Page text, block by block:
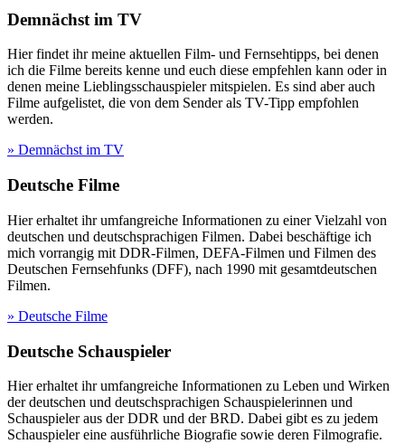
Demnächst im TV
Hier findet ihr meine aktuellen Film- und Fernsehtipps, bei denen
ich die Filme bereits kenne und euch diese empfehlen kann oder in
denen meine Lieblingsschauspieler mitspielen. Es sind aber auch
Filme aufgelistet, die von dem Sender als TV-Tipp empfohlen
werden.
» Demnächst im TV
Deutsche Filme
Hier erhaltet ihr umfangreiche Informationen zu einer Vielzahl von
deutschen und deutschsprachigen Filmen. Dabei beschäftige ich
mich vorrangig mit DDR-Filmen, DEFA-Filmen und Filmen des
Deutschen Fernsehfunks (DFF), nach 1990 mit gesamtdeutschen
Filmen.
» Deutsche Filme
Deutsche Schauspieler
Hier erhaltet ihr umfangreiche Informationen zu Leben und Wirken
der deutschen und deutschsprachigen Schauspielerinnen und
Schauspieler aus der DDR und der BRD. Dabei gibt es zu jedem
Schauspieler eine ausführliche Biografie sowie deren Filmografie.